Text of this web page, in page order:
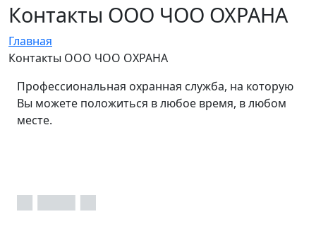
Контакты ООО ЧОО ОХРАНА
Главная
Контакты ООО ЧОО ОХРАНА
Профессиональная охранная служба, на которую
Вы можете положиться в любое время, в любом
месте.